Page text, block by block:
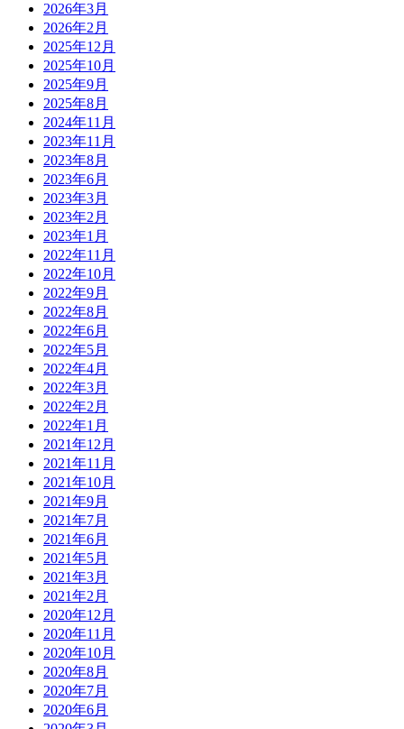
2026年3月
2026年2月
2025年12月
2025年10月
2025年9月
2025年8月
2024年11月
2023年11月
2023年8月
2023年6月
2023年3月
2023年2月
2023年1月
2022年11月
2022年10月
2022年9月
2022年8月
2022年6月
2022年5月
2022年4月
2022年3月
2022年2月
2022年1月
2021年12月
2021年11月
2021年10月
2021年9月
2021年7月
2021年6月
2021年5月
2021年3月
2021年2月
2020年12月
2020年11月
2020年10月
2020年8月
2020年7月
2020年6月